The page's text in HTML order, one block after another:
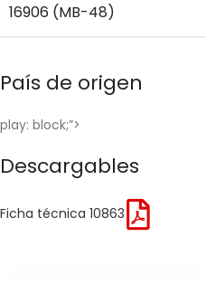
16906 (MB-48)
País de origen
play: block;”>
Descargables
Ficha técnica 10863